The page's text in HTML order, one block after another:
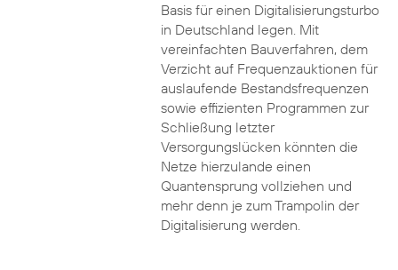
Basis für einen Digitalisierungsturbo
in Deutschland legen. Mit
vereinfachten Bauverfahren, dem
Verzicht auf Frequenzauktionen für
auslaufende Bestandsfrequenzen
sowie effizienten Programmen zur
Schließung letzter
Versorgungslücken könnten die
Netze hierzulande einen
Quantensprung vollziehen und
mehr denn je zum Trampolin der
Digitalisierung werden.